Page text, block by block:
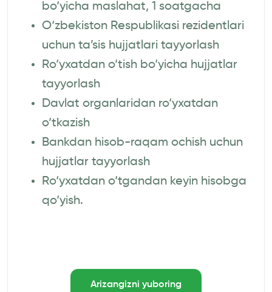
bo‘yicha maslahat, 1 soatgacha
O‘zbekiston Respublikasi rezidentlari
uchun ta’sis hujjatlari tayyorlash
Ro‘yxatdan o‘tish bo‘yicha hujjatlar
tayyorlash
Davlat organlaridan ro‘yxatdan
o‘tkazish
Bankdan hisob-raqam ochish uchun
hujjatlar tayyorlash
Ro‘yxatdan o‘tgandan keyin hisobga
qo‘yish.
Arizangizni yuboring